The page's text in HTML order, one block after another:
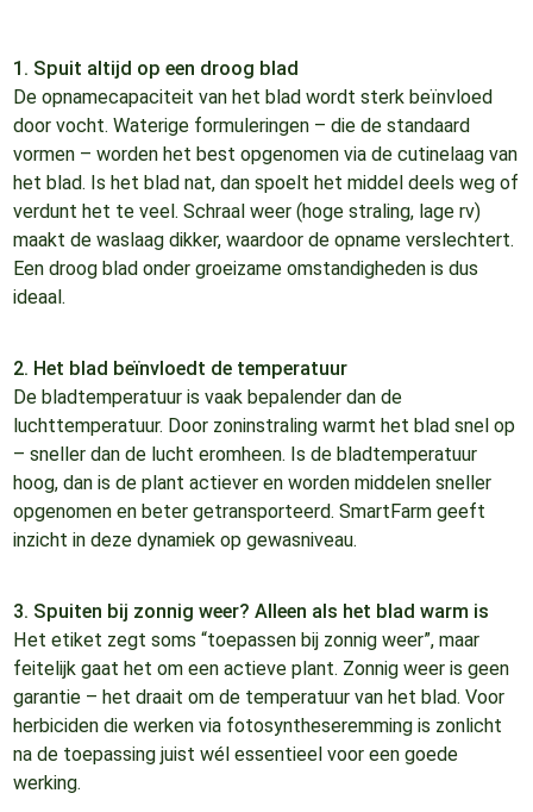
1. Spuit altijd op een droog blad
De opnamecapaciteit van het blad wordt sterk beïnvloed
door vocht. Waterige formuleringen – die de standaard
vormen – worden het best opgenomen via de cutinelaag van
het blad. Is het blad nat, dan spoelt het middel deels weg of
verdunt het te veel. Schraal weer (hoge straling, lage rv)
maakt de waslaag dikker, waardoor de opname verslechtert.
Een droog blad onder groeizame omstandigheden is dus
ideaal.
2. Het blad beïnvloedt de temperatuur
De bladtemperatuur is vaak bepalender dan de
luchttemperatuur. Door zoninstraling warmt het blad snel op
– sneller dan de lucht eromheen. Is de bladtemperatuur
hoog, dan is de plant actiever en worden middelen sneller
opgenomen en beter getransporteerd. SmartFarm geeft
inzicht in deze dynamiek op gewasniveau.
3. Spuiten bij zonnig weer? Alleen als het blad warm is
Het etiket zegt soms “toepassen bij zonnig weer”, maar
feitelijk gaat het om een actieve plant. Zonnig weer is geen
garantie – het draait om de temperatuur van het blad. Voor
herbiciden die werken via fotosyntheseremming is zonlicht
na de toepassing juist wél essentieel voor een goede
werking.